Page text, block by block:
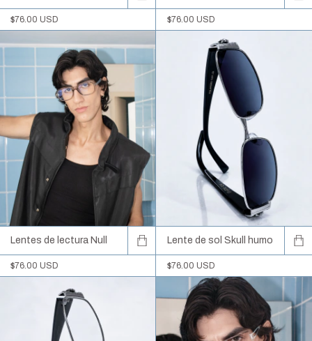
$76.00 USD $76.00 USD
Lentes de lectura Null
$76.00 USD
Lente de sol Skull humo
$76.00 USD